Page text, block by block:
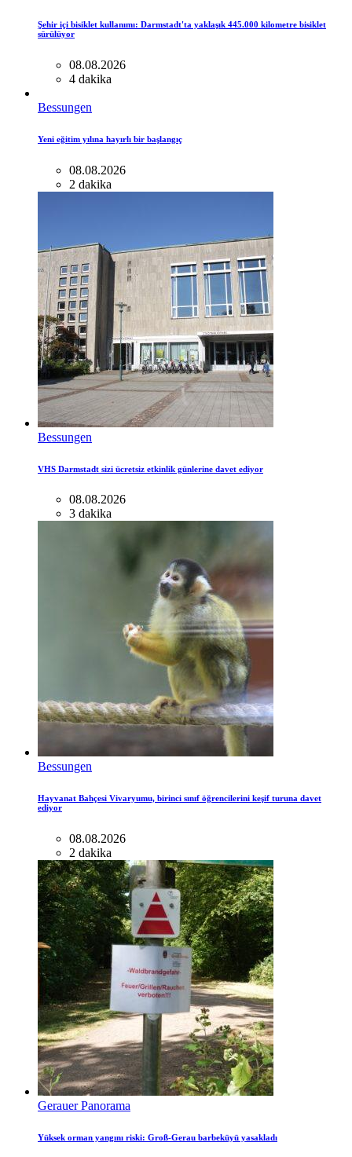
Şehir içi bisiklet kullanımı: Darmstadt'ta yaklaşık 445.000 kilometre bisiklet
sürülüyor
08.08.2026
4 dakika
Bessungen
Yeni eğitim yılına hayırlı bir başlangıç
08.08.2026
2 dakika
Bessungen
VHS Darmstadt sizi ücretsiz etkinlik günlerine davet ediyor
08.08.2026
3 dakika
Bessungen
Hayvanat Bahçesi Vivaryumu, birinci sınıf öğrencilerini keşif turuna davet
ediyor
08.08.2026
2 dakika
Gerauer Panorama
Yüksek orman yangını riski: Groß-Gerau barbeküyü yasakladı